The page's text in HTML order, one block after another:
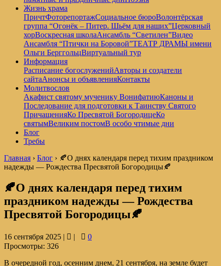
Жизнь храма
ПричтФоторепортажСоциальное бюроВолонтёрская
группа “Огонёк – Питер. Шьём для наших”Церковный
хорВоскресная школаАнсамбль “Светилен”Видео
Ансамбля “Птички на Боровой”ТЕАТР ДРАМЫ имени
Ольги БерггольцВиртуальный тур
Информация
Расписание богослуженийАвторы и создатели
сайтаАнонсы и объявленияКонтакты
Молитвослов
Акафист святому мученику ВонифатиюКаноны и
Последование для подготовки к Таинству Святого
ПричащенияКо Пресвятой БогородицеКо
святымВеликим постомВ особо чтимые дни
Блог
Требы
Главная › Блог › 🍂О днях календаря перед тихим праздником
надежды — Рождества Пресвятой Богородицы🍂
🍂О днях календаря перед тихим
праздником надежды — Рождества
Пресвятой Богородицы🍂
16 сентября 2025 | |
0
Просмотры: 326
В очередной год, осенним днем, 21 сентября, на земле будет